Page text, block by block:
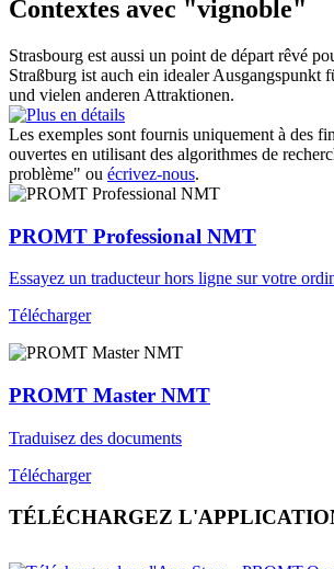
Contextes avec "vignoble"
Strasbourg est aussi un point de départ rêvé
Straßburg ist auch ein idealer Ausgangspunkt
und vielen anderen Attraktionen.
Les exemples sont fournis uniquement à des
ouvertes en utilisant des algorithmes de
problème" ou écrivez-nous.
PROMT Professional NMT
Essayez un traducteur hors ligne sur votre
Télécharger
PROMT Master NMT
Traduisez des documents
Télécharger
TÉLÉCHARGEZ